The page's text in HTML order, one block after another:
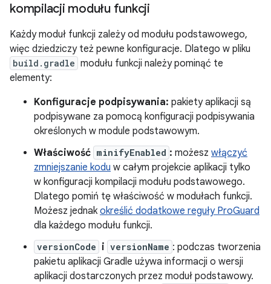
kompilacji modułu funkcji
Każdy moduł funkcji zależy od modułu podstawowego,
więc dziedziczy też pewne konfiguracje. Dlatego w pliku
build.gradle modułu funkcji należy pominąć te
elementy:
Konfiguracje podpisywania: pakiety aplikacji są
podpisywane za pomocą konfiguracji podpisywania
określonych w module podstawowym.
Właściwość minifyEnabled : możesz włączyć
zmniejszanie kodu w całym projekcie aplikacji tylko
w konfiguracji kompilacji modułu podstawowego.
Dlatego pomiń tę właściwość w modułach funkcji.
Możesz jednak określić dodatkowe reguły ProGuard
dla każdego modułu funkcji.
versionCode i versionName : podczas tworzenia
pakietu aplikacji Gradle używa informacji o wersji
aplikacji dostarczonych przez moduł podstawowy.